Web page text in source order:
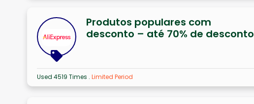
Produtos populares com
desconto – até 70% de desconto
Used 4519 Times . Limited Period